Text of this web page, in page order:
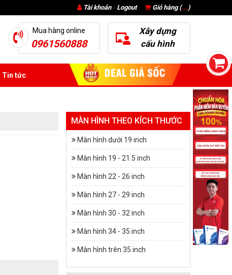
Giỏ hàng (...)
Tài khoản/ Logout
Mua hàng online
0961560888
Xây dựng
cấu hình
Tin tức
MÀN HÌNH THEO KÍCH THƯỚC
Màn hình dưới 19 inch
Màn hình 19 - 21.5 inch
Màn hình 22 - 26 inch
Màn hình 27 - 29 inch
Màn hình 30 - 32 inch
Màn hình 34 - 35 inch
Màn hình trên 35 inch